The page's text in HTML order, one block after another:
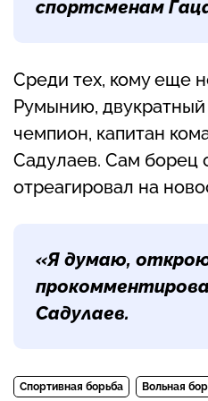
спортсменам
Среди тех, кому еще
Румынию,
чемпион, капитан
Садулаев. Сам борец
отреагировал на
«Я думаю,
Садулаев.
Спортивная борьба Вольная